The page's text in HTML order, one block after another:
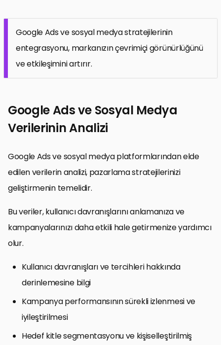
Google Ads ve sosyal medya stratejilerinin
entegrasyonu, markanızın çevrimiçi görünürlüğünü
ve etkileşimini artırır.
Google Ads ve Sosyal Medya
Verilerinin Analizi
Google Ads ve sosyal medya platformlarından elde
edilen verilerin analizi, pazarlama stratejilerinizi
geliştirmenin temelidir.
Bu veriler, kullanıcı davranışlarını anlamanıza ve
kampanyalarınızı daha etkili hale getirmenize yardımcı
olur.
Kullanıcı davranışları ve tercihleri hakkında
derinlemesine bilgi
Kampanya performansının sürekli izlenmesi ve
iyileştirilmesi
Hedef kitle segmentasyonu ve kişiselleştirilmiş